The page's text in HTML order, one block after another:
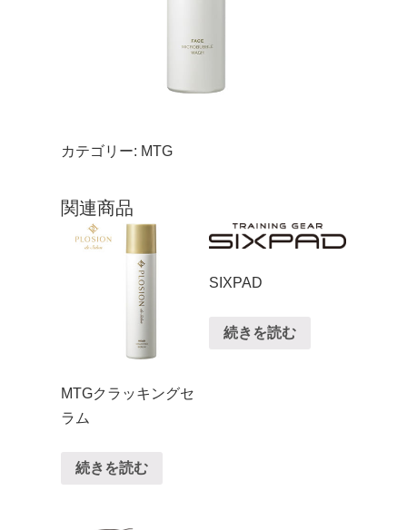
カテゴリー: MTG
関連商品
MTGクラッキングセ
ラム
続きを読む
SIXPAD
続きを読む